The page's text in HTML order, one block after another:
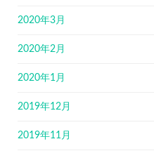
2020年3月
2020年2月
2020年1月
2019年12月
2019年11月